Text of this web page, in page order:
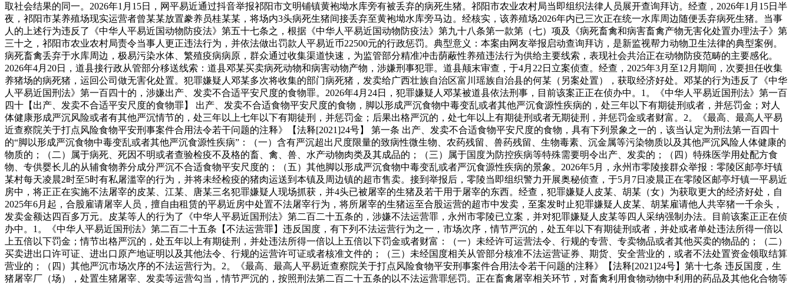
取社会结果的同一。2026年1月15日，网平易近通过抖音举报祁阳市文明铺镇黄袍坳水库旁有被丢弃的病死生猪。祁阳市农业农村局当即组织法律人员展开查询拜访。经查，2026年1月15日半
夜，祁阳市某养殖场现实运营者曾某某放置豢养员桂某某，将场内3头病死生猪间接丢弃至黄袍坳水库旁马边。经核实，该养殖场2026年内已三次正在统一水库周边随便丢弃病死生猪。当事
人的上述行为违反了《中华人平易近国动物防疫法》第五十七条之，根据《中华人平易近国动物防疫法》第九十八条第一款第（七）项及《病死畜禽和病害畜禽产物无害化处置办理法子》第
三十之，祁阳市农业农村局责令当事人更正违法行为，并依法做出罚款人平易近币22500元的行政惩罚。典型意义：本案由网友举报启动查询拜访，是新监视帮力动物卫生法律的典型案例。
病死畜禽丢弃于水库周边，极易污染水体、繁殖疫病病原，群众通过收集渠道快速，为监管部分精准冲击荫蔽性养殖违法行为供给主要线索，表现社会共治正在动物防疫范畴的主要感化。
2026年4月20日，道县接行政从管部分移送线索：道县邓某买卖病死动物和病害动物产物，涉嫌刑事犯罪。道县颠末审查，于4月22日立案侦查。经查，2025年3月至12月期间，次要担任收集
养猪场的病死猪，运回公司做无害化处置。犯罪嫌疑人邓某多次将收集的部门病死猪，发卖给广西壮族自治区富川瑶族自治县的何某（另案处置），获取经济好处。邓某的行为违反了《中华
人平易近国刑法》第一百四十的，涉嫌出产、发卖不合适平安尺度的食物罪。2026年4月24日，犯罪嫌疑人邓某被道县依法刑事，目前该案正正在侦办中。1。《中华人平易近国刑法》第一百
四十【出产、发卖不合适平安尺度的食物罪】 出产、发卖不合适食物平安尺度的食物，脚以形成严沉食物中毒变乱或者其他严沉食源性疾病的，处三年以下有期徒刑或者，并惩罚金；对人
体健康形成严沉风险或者有其他严沉情节的，处三年以上七年以下有期徒刑，并惩罚金；后果出格严沉的，处七年以上有期徒刑或者无期徒刑，并惩罚金或者财富。2。《最高、最高人平易
近查察院关于打点风险食物平安刑事案件合用法令若干问题的注释》【法释[2021]24号】 第一条 出产、发卖不合适食物平安尺度的食物，具有下列景象之一的，该当认定为刑法第一百四十
的“脚以形成严沉食物中毒变乱或者其他严沉食源性疾病”：（一）含有严沉超出尺度限量的致病性微生物、农药残留、兽药残留、生物毒素、沉金属等污染物质以及其他严沉风险人体健康的
物质的；（二）属于病死、死因不明或者查验检疫不及格的畜、禽、兽、水产动物肉类及其成品的；（三）属于国度为防控疾病等特殊需要明令出产、发卖的；（四）特殊医学用处配方食
物、专供婴长儿的从辅食物养分成分严沉不合适食物平安尺度的；（五）其他脚以形成严沉食物中毒变乱或者严沉食源性疾病的景象。2026年5月，永州市零陵接群众举报：零陵区邮亭圩镇
某村每天凌晨2时至5时有私屠滥宰的行为，并将未经检疫的猪肉运送到本镇及周边镇的超市售卖。接到举报后，零陵当即组织警力开展奥秘侦查，于5月7日凌晨正在零陵区邮亭圩镇一平易近
房中，将正正在实施不法屠宰的皮某、江某、唐某三名犯罪嫌疑人现场抓获，并4头已被屠宰的生猪及若干用于屠宰的东西。经查，犯罪嫌疑人皮某、胡某（女）为获取更大的经济好处，自
2025年6月起，合股雇请屠宰人员，擅自由租赁的平易近房中处置不法屠宰行为，将所屠宰的生猪运至合股运营的超市中发卖，至案发时止犯罪嫌疑人皮某、胡某雇请他人共宰猪一千余头，
发卖金额达四百多万元。皮某等人的行为了《中华人平易近国刑法》第二百二十五条的，涉嫌不法运营罪，永州市零陵已立案，并对犯罪嫌疑人皮某等四人采纳强制办法。目前该案正正在侦
办中。1。《中华人平易近国刑法》第二百二十五条【不法运营罪】违反国度，有下列不法运营行为之一，市场次序，情节严沉的，处五年以下有期徒刑或者，并处或者单处违法所得一倍以
上五倍以下罚金；情节出格严沉的，处五年以上有期徒刑，并处违法所得一倍以上五倍以下罚金或者财富：（一）未经许可运营法令、行规的专营、专卖物品或者其他买卖的物品的；（二）
买卖进出口许可证、进出口原产地证明以及其他法令、行规的运营许可证或者核准文件的；（三）未经国度相关从管部分核准不法运营证券、期货、安全营业的，或者不法处置资金领取结算
营业的；（四）其他严沉市场次序的不法运营行为。2。《最高、最高人平易近查察院关于打点风险食物平安刑事案件合用法令若干问题的注释》【法释[2021]24号】第十七条 违反国度，生
猪屠宰厂（场），处置生猪屠宰、发卖等运营勾当，情节严沉的，按照刑法第二百二十五条的以不法运营罪惩罚。正在畜禽屠宰相关环节，对畜禽利用食物动物中利用的药品及其他化合物等